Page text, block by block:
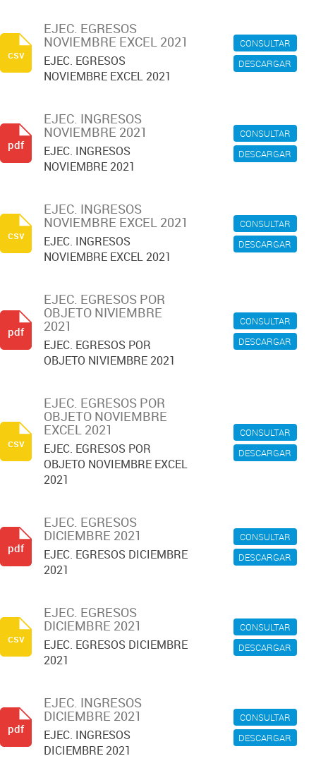
CONSULTAR
DESCARGAR
EJEC. EGRESOS
NOVIEMBRE EXCEL 2021
EJEC. EGRESOS
NOVIEMBRE EXCEL 2021
csv
CONSULTAR
DESCARGAR
EJEC. INGRESOS
NOVIEMBRE 2021
EJEC. INGRESOS
NOVIEMBRE 2021
pdf
CONSULTAR
DESCARGAR
EJEC. INGRESOS
NOVIEMBRE EXCEL 2021
EJEC. INGRESOS
NOVIEMBRE EXCEL 2021
csv
CONSULTAR
DESCARGAR
EJEC. EGRESOS POR
OBJETO NIVIEMBRE
2021
EJEC. EGRESOS POR
OBJETO NIVIEMBRE 2021
pdf
CONSULTAR
DESCARGAR
EJEC. EGRESOS POR
OBJETO NOVIEMBRE
EXCEL 2021
EJEC. EGRESOS POR
OBJETO NOVIEMBRE EXCEL
2021
csv
CONSULTAR
DESCARGAR
EJEC. EGRESOS
DICIEMBRE 2021
EJEC. EGRESOS DICIEMBRE
2021
pdf
CONSULTAR
DESCARGAR
EJEC. EGRESOS
DICIEMBRE 2021
EJEC. EGRESOS DICIEMBRE
2021
csv
CONSULTAR
DESCARGAR
EJEC. INGRESOS
DICIEMBRE 2021
EJEC. INGRESOS
DICIEMBRE 2021
pdf